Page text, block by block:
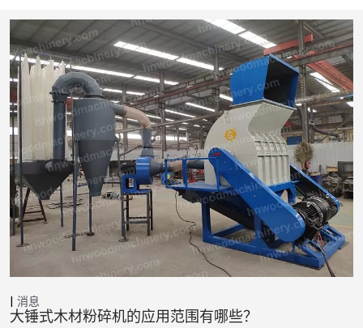
消息
大锤式木材粉碎机的应用范围有哪些？